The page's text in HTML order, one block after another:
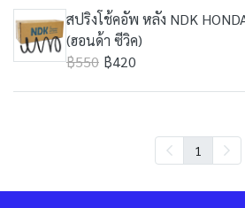
สปริงโช้คอัพ หลัง NDK
(ฮอนด้า ซีวิค)
฿550 ฿420
1